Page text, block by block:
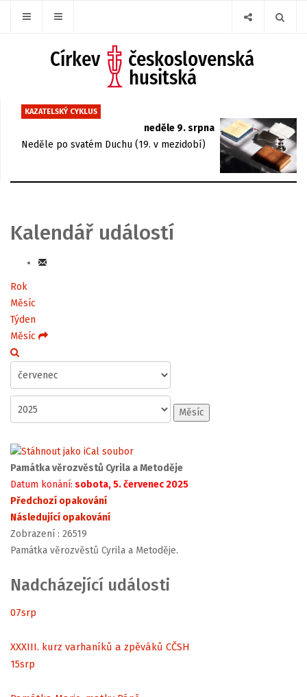
KAZATELSKÝ CYKLUS
neděle 9. srpna
Neděle po svatém Duchu (19. v mezidobí)
Kalendář událostí
Rok
Měsíc
Týden
Měsíc
Měsíc
Památka věrozvěstů Cyrila a Metoděje
Datum konání: sobota, 5. červenec 2025
Předchozí opakování
Následující opakování
Zobrazení : 26519
Památka věrozvěstů Cyrila a Metoděje.
Nadcházející události
07srp
XXXIII. kurz varhaníků a zpěváků CČSH
15srp